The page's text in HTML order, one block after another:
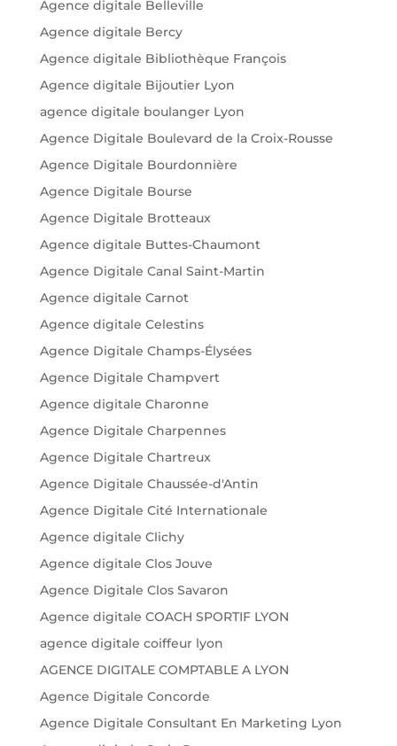
Agence digitale Belleville
Agence digitale Bercy
Agence digitale Bibliothèque François
Agence digitale Bijoutier Lyon
agence digitale boulanger Lyon
Agence Digitale Boulevard de la Croix-Rousse
Agence Digitale Bourdonnière
Agence Digitale Bourse
Agence Digitale Brotteaux
Agence digitale Buttes-Chaumont
Agence Digitale Canal Saint-Martin
Agence digitale Carnot
Agence digitale Celestins
Agence Digitale Champs-Élysées
Agence Digitale Champvert
Agence digitale Charonne
Agence Digitale Charpennes
Agence Digitale Chartreux
Agence Digitale Chaussée-d'Antin
Agence Digitale Cité Internationale
Agence digitale Clichy
Agence digitale Clos Jouve
Agence Digitale Clos Savaron
Agence digitale COACH SPORTIF LYON
agence digitale coiffeur lyon
AGENCE DIGITALE COMPTABLE A LYON
Agence Digitale Concorde
Agence Digitale Consultant En Marketing Lyon